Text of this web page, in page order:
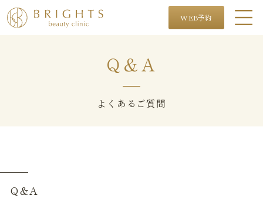
WEB予約
Q＆A
よくあるご質問
Q&A